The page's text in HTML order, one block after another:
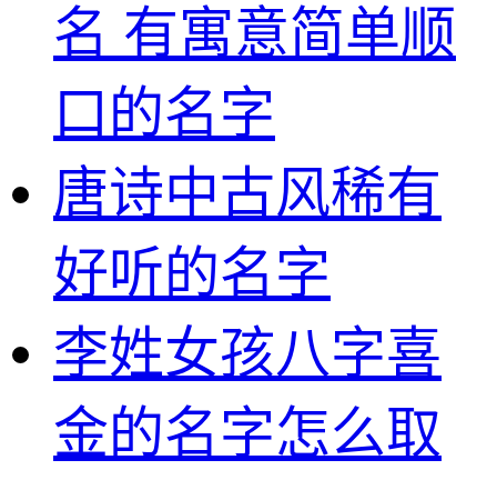
名 有寓意简单顺
口的名字
唐诗中古风稀有
好听的名字
李姓女孩八字喜
金的名字怎么取